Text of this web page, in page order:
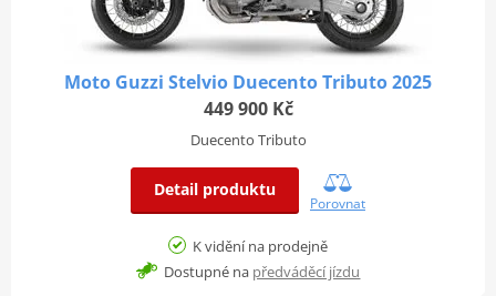
Moto Guzzi Stelvio Duecento Tributo 2025
449 900 Kč
Duecento Tributo
Detail produktu
Porovnat
K vidění na prodejně
Dostupné na předváděcí jízdu